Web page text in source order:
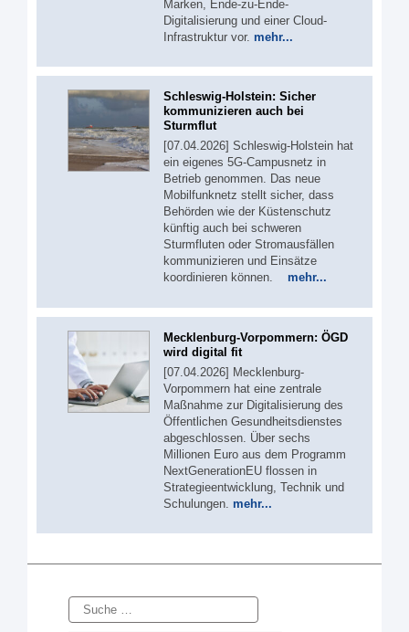
Marken, Ende-zu-Ende-
Digitalisierung und einer Cloud-
Infrastruktur vor. mehr...
Schleswig-Holstein: Sicher
kommunizieren auch bei
Sturmflut
[07.04.2026] Schleswig-Holstein hat
ein eigenes 5G‑Campusnetz in
Betrieb genommen. Das neue
Mobilfunknetz stellt sicher, dass
Behörden wie der Küstenschutz
künftig auch bei schweren
Sturmfluten oder Stromausfällen
kommunizieren und Einsätze
koordinieren können. mehr...
Mecklenburg-Vorpommern: ÖGD
wird digital fit
[07.04.2026] Mecklenburg-
Vorpommern hat eine zentrale
Maßnahme zur Digitalisierung des
Öffentlichen Gesundheitsdienstes
abgeschlossen. Über sechs
Millionen Euro aus dem Programm
NextGenerationEU flossen in
Strategieentwicklung, Technik und
Schulungen. mehr...
Suche